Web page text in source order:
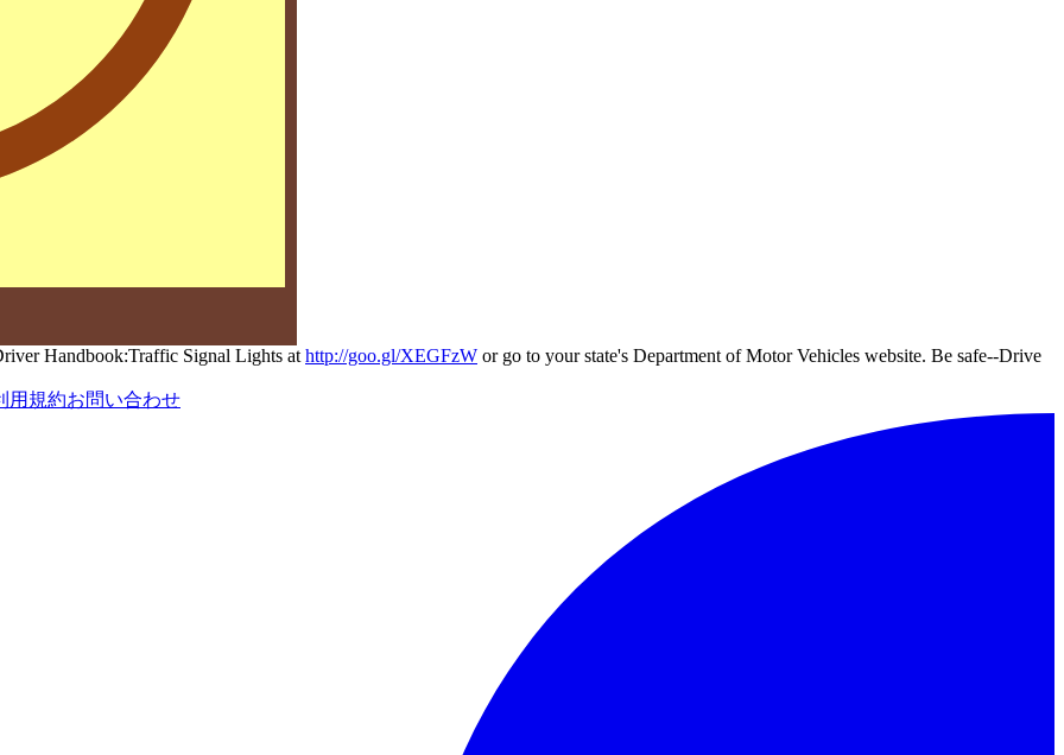
Handbook:Traffic Signal Lights at http://goo.gl/XEGFzW or go to your state's Department of Motor Vehicles website. Be safe--Drive
用規約お問い合わせ